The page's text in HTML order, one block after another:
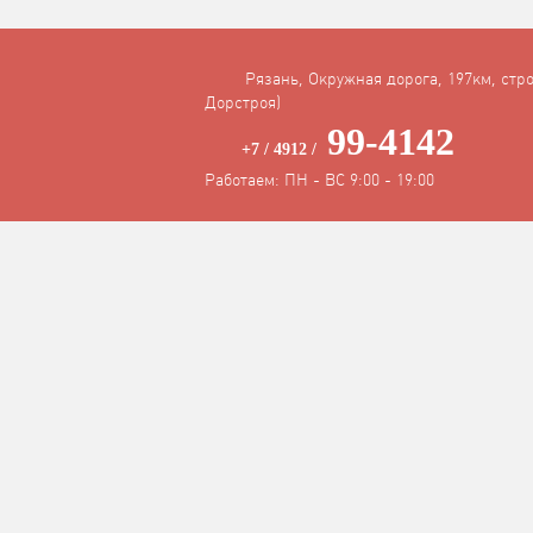
Рязань, Окружная дорога, 197км,
Дорстроя)
+7 / 4912 / 99-4142
Работаем: ПН - ВС 9:00 - 19:00